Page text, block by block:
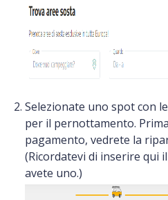
Selezionate uno spot con
per il pernottamento.
pagamento, vedrete la
(Ricordatevi di inserire qui
avete uno.)